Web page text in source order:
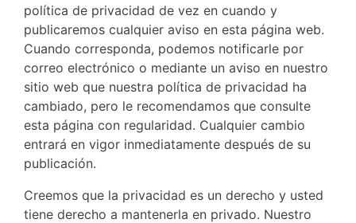
política de privacidad de vez en cuando y
publicaremos cualquier aviso en esta página web.
Cuando corresponda, podemos notificarle por
correo electrónico o mediante un aviso en nuestro
sitio web que nuestra política de privacidad ha
cambiado, pero le recomendamos que consulte
esta página con regularidad. Cualquier cambio
entrará en vigor inmediatamente después de su
publicación.
Creemos que la privacidad es un derecho y usted
tiene derecho a mantenerla en privado. Nuestro